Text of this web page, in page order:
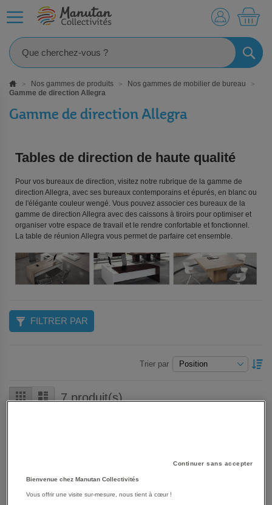
Nos gammes de produits
Nos gammes de mobilier de bureau
Gamme de direction Allegra
Gamme de direction Allegra
Tables de direction de haute qualité
Pour vos bureaux de direction, visitez notre rubrique de la gamme de
direction Allegra, avec ses bureaux contemporains et épurés, en blanc ou
de l'élégante couleur wengé. Vous pouvez associer ces bureaux de la
gamme de direction Allegra avec des caissons à tiroirs pour optimiser et
organiser votre espace de travail et le rendre confortable et fonctionnel.
La table de réunion Allegra vous permet de parfaire cet ensemble.
Grille Liste
7produit(s)
Trier par
FILTRER PAR
Continuer sans accepter
Bienvenue chez Manutan Collectivités
Vous offrir une visite sur-mesure, nous tient à cœur !